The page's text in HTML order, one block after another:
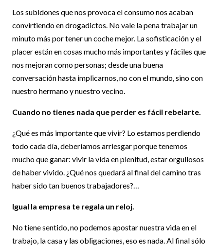
Los subidones que nos provoca el consumo nos acaban
convirtiendo en drogadictos. No vale la pena trabajar un
minuto más por tener un coche mejor. La sofisticación y el
placer están en cosas mucho más importantes y fáciles que
nos mejoran como personas; desde una buena
conversación hasta implicarnos, no con el mundo, sino con
nuestro hermano y nuestro vecino.
Cuando no tienes nada que perder es fácil rebelarte.
¿Qué es más importante que vivir? Lo estamos perdiendo
todo cada día, deberíamos arriesgar porque tenemos
mucho que ganar: vivir la vida en plenitud, estar orgullosos
de haber vivido. ¿Qué nos quedará al final del camino tras
haber sido tan buenos trabajadores?…
Igual la empresa te regala un reloj.
No tiene sentido, no podemos apostar nuestra vida en el
trabajo, la casa y las obligaciones, eso es nada. Al final sólo